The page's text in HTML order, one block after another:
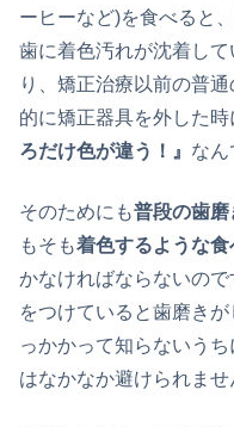
ーヒーなど)を食べると
歯に着色汚れが沈着し
り、矯正治療以前の普
的に矯正器具を外した時
ろだけ色が違う！』 なん
そのためにも普段の歯
もそも着色するような
かなければならないの
をつけていると歯磨き
っかかって知らないう
はなかなか避けられませ